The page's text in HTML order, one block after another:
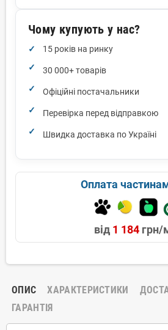
Чому купують у нас?
15 років на ринку
30 000+ товарів
Офіційні постачальники
Перевірка перед відправкою
Швидка доставка по Україні
Оплата
від 1 184грн/
ОПИС ХАРАКТЕРИСТИКИ
ГАРАНТІЯ